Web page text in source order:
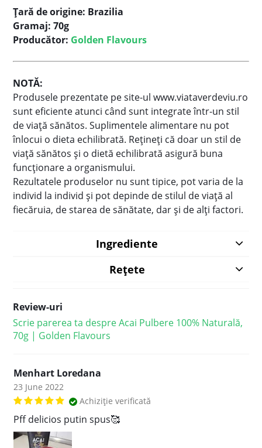
Ţară de origine: Brazilia
Gramaj: 70g
Producător: Golden Flavours
NOTĂ:
Produsele prezentate pe site-ul www.viataverdeviu.ro
sunt eficiente atunci când sunt integrate într-un stil
de viaţă sănătos. Suplimentele alimentare nu pot
înlocui o dieta echilibrată. Reţineţi că doar un stil de
viaţă sănătos şi o dietă echilibrată asigură buna
funcţionare a organismului.
Rezultatele produselor nu sunt tipice, pot varia de la
individ la individ şi pot depinde de stilul de viaţă al
fiecăruia, de starea de sănătate, dar şi de alţi factori.
Ingrediente
Rețete
Review-uri
Scrie parerea ta despre Acai Pulbere 100% Naturală,
70g | Golden Flavours
Menhart Loredana
23 June 2022
Achiziție verificată
Pff delicios putin spus🥰